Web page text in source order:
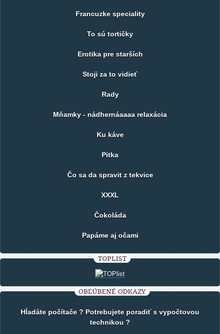
Francuzke speciality
To sú tortičky
Erotika pre starších
Stoji za to vidieť
Rady
Mňamky - nádhernáaaaa relaxácia
Ku káve
Pitka
Čo sa da spravit z tekvice
XXXL
Čokoláda
Papáme aj očami
TOPLIST
OBĽÚBENÉ ODKAZY
Hĺadáte počítače ? Potrebujete poradiť s vypočtovou
technikou ?